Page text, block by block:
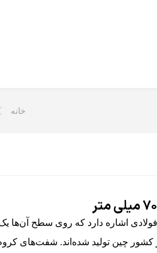
خانه
به شفت‌های فولادی اشاره دارد که روی سطح
کشور چین تولید شده‌اند. شفت‌های